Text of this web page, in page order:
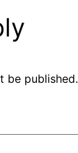
be published.